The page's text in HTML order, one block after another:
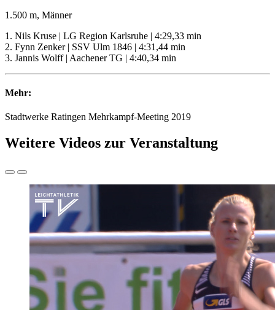
1.500 m, Männer
1. Nils Kruse | LG Region Karlsruhe | 4:29,33 min
2. Fynn Zenker | SSV Ulm 1846 | 4:31,44 min
3. Jannis Wolff | Aachener TG | 4:40,34 min
Mehr:
Stadtwerke Ratingen Mehrkampf-Meeting 2019
Weitere Videos zur Veranstaltung